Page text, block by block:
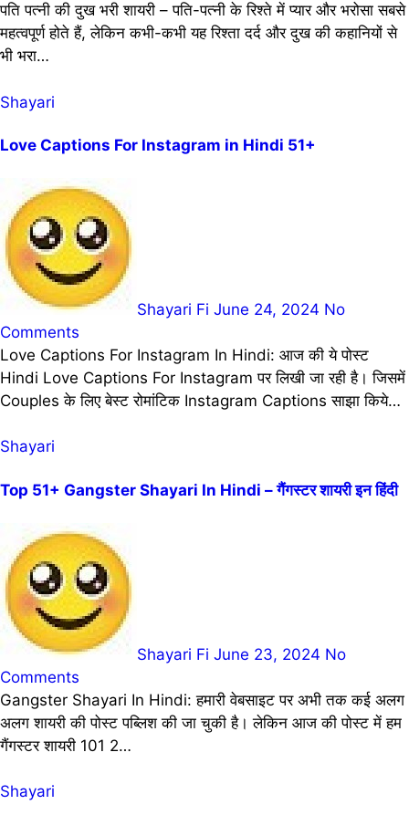
पति पत्नी की दुख भरी शायरी – पति-पत्नी के रिश्ते में प्यार और भरोसा सबसे
महत्वपूर्ण होते हैं, लेकिन कभी-कभी यह रिश्ता दर्द और दुख की कहानियों से
भी भरा…
Shayari
Love Captions For Instagram in Hindi 51+
Shayari Fi June 24, 2024 No
Comments
Love Captions For Instagram In Hindi: आज की ये पोस्ट
Hindi Love Captions For Instagram पर लिखी जा रही है। जिसमें
Couples के लिए बेस्ट रोमांटिक Instagram Captions साझा किये…
Shayari
Top 51+ Gangster Shayari In Hindi – गैंगस्टर शायरी इन हिंदी
Shayari Fi June 23, 2024 No
Comments
Gangster Shayari In Hindi: हमारी वेबसाइट पर अभी तक कई अलग
अलग शायरी की पोस्ट पब्लिश की जा चुकी है। लेकिन आज की पोस्ट में हम
गैंगस्टर शायरी 101 2…
Shayari